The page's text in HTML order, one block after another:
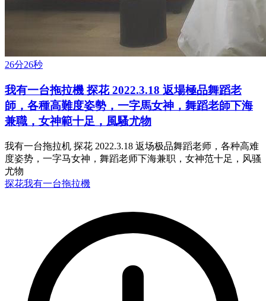
26分26秒
我有一台拖拉機 探花 2022.3.18 返場極品舞蹈老
師，各種高難度姿勢，一字馬女神，舞蹈老師下海
兼職，女神範十足，風騷尤物
我有一台拖拉机 探花 2022.3.18 返场极品舞蹈老师，各种高难
度姿势，一字马女神，舞蹈老师下海兼职，女神范十足，风骚
尤物
探花我有一台拖拉機